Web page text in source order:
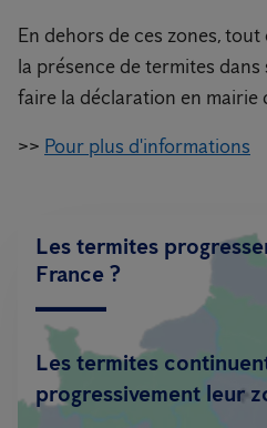
En dehors de ces zones,
la présence de termites
faire la déclaration en mairie
>> Pour plus d'informations
Les termites
France ?
Les termites
progressivement leur